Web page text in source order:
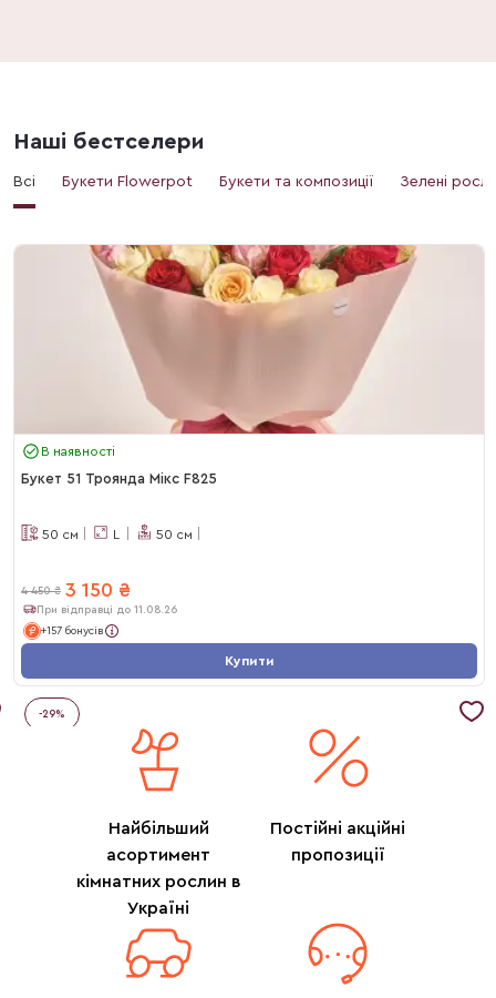
Наші бестселери
Всі Букети Flowerpot Букети та композиції Зелені
В наявності
Букет 51 Троянда Мікс F825
50 см L 50 см
4 450 ₴ 3 150 ₴
При відправці до 11.08.26
+157 бонусів
Купити
-29%
Найбільший
асортимент
кімнатних рослин в
Україні
Постійні акційні
пропозиції